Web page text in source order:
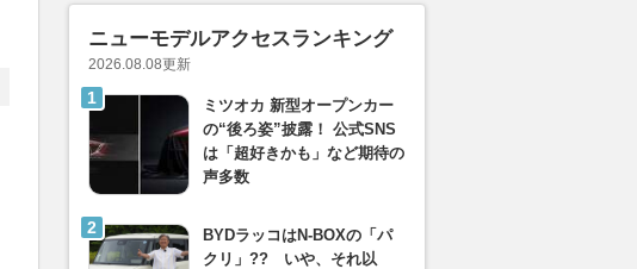
ニューモデルアクセスランキング
2026.08.08更新
ミツオカ 新型オープンカー
の“後ろ姿”披露！ 公式SNS
は「超好きかも」など期待の
声多数
BYDラッコはN-BOXの「パ
クリ」?? いや、それ以